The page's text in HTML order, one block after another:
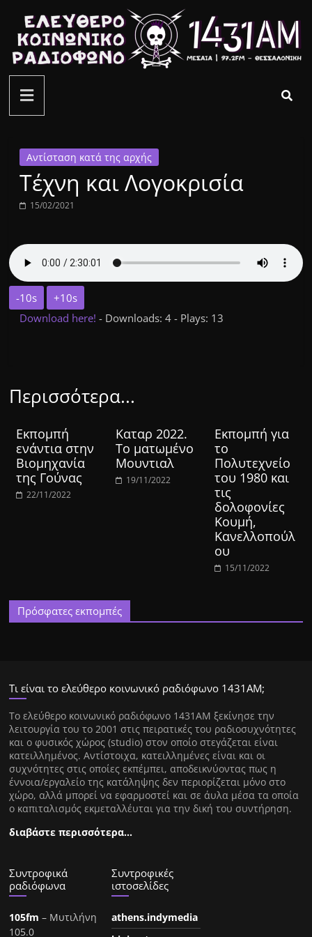
περιεχόμενο
ελεύθερο
κοινωνικό
ραδιόφωνο
1431AM
Αντίσταση κατά της αρχής
Τέχνη και Λογοκρισία
15/02/2021
-10s
+10s
Download here!- Downloads: 4 - Plays: 13
Περισσότερα...
Εκπομπή
ενάντια στην
Βιομηχανία
της Γούνας
22/11/2022
Καταρ 2022.
Το ματωμένο
Μουντιαλ
19/11/2022
Εκπομπή για
το
Πολυτεχνείο
του 1980 και
τις
δολοφονίες
Κουμή,
Κανελλοπούλ
ου
15/11/2022
Πρόσφατες εκπομπές
Τι είναι το ελεύθερο κοινωνικό ραδιόφωνο 1431ΑΜ;
Tο ελεύθερο κοινωνικό ραδιόφωνο 1431AM ξεκίνησε την
λειτουργία του το 2001 στις πειρατικές του ραδιοσυχνότητες
και ο φυσικός χώρος (studio) στον οποίο στεγάζεται είναι
κατειλλημένος. Αντίστοιχα, κατειλλημένες είναι και οι
συχνότητες στις οποίες εκπέμπει, αποδεικνύοντας πως η
έννοια/εργαλείο της κατάληψης δεν περιορίζεται μόνο στο
χώρο, αλλά μπορεί να εφαρμοστεί και σε άυλα μέσα τα οποία
ο καπιταλισμός εκμεταλλέυται για την δική του συντήρηση.
διαβάστε περισσότερα…
Συντροφικά
ραδιόφωνα
105fm – Μυτιλήνη
105.0
Συντροφικές
ιστοσελίδες
athens.indymedia